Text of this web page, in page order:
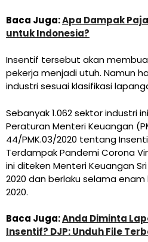
Baca Juga:Apa Dampak
untuk Indonesia?
Insentif tersebut akan
pekerja menjadi utuh. Namun
industri sesuai klasifikasi
Sebanyak 1.062 sektor industri
Peraturan Menteri Keuangan
44/PMK.03/2020 tentang
Terdampak Pandemi Corona
ini diteken Menteri Keuangan
2020 dan berlaku selama
2020.
Baca Juga:Anda Diminta
Insentif? DJP: Unduh File